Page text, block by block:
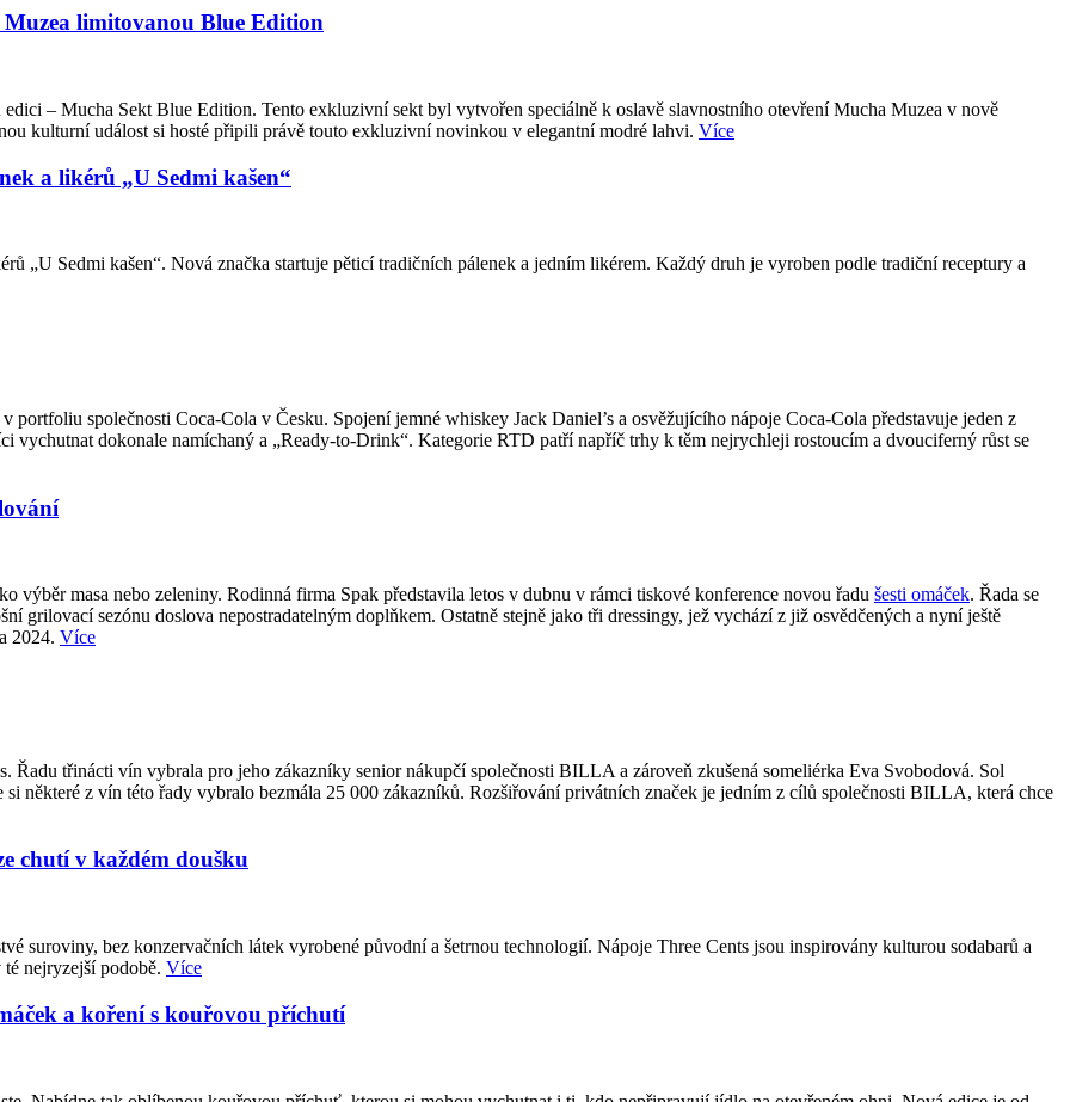
limitovanou Blue Edition
– Mucha Sekt Blue Edition. Tento exkluzivní sekt byl vytvořen speciálně k oslavě slavnostního otevření Mucha Muzea v nově
kulturní událost si hosté připili právě touto exkluzivní novinkou v elegantní modré lahvi. Více
a likérů „U Sedmi kašen“
„U Sedmi kašen“. Nová značka startuje pěticí tradičních pálenek a jedním likérem. Každý druh je vyroben podle tradiční receptury a
společnosti Coca-Cola v Česku. Spojení jemné whiskey Jack Daniel’s a osvěžujícího nápoje Coca-Cola představuje jeden z
vychutnat dokonale namíchaný a „Ready-to-Drink“. Kategorie RTD patří napříč trhy k těm nejrychleji rostoucím a dvouciferný růst se
výběr masa nebo zeleniny. Rodinná firma Spak představila letos v dubnu v rámci tiskové konference novou řadu šesti omáček. Řada se
grilovací sezónu doslova nepostradatelným doplňkem. Ostatně stejně jako tři dressingy, jež vychází z již osvědčených a nyní ještě
2024. Více
třinácti vín vybrala pro jeho zákazníky senior nákupčí společnosti BILLA a zároveň zkušená someliérka Eva Svobodová. Sol
některé z vín této řady vybralo bezmála 25 000 zákazníků. Rozšiřování privátních značek je jedním z cílů společnosti BILLA, která chce
chutí v každém doušku
suroviny, bez konzervačních látek vyrobené původní a šetrnou technologií. Nápoje Three Cents jsou inspirovány kulturou sodabarů a
nejryzejší podobě. Více
a koření s kouřovou příchutí